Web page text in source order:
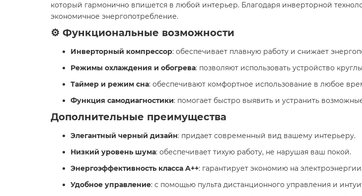
который гармонично впишется в любой интерьер. Благодаря инверторной
экономичное энергопотребление.​
⚙️ Функциональные возможности
Инверторный компрессор: обеспечивает плавную работу и снижает
Режимы охлаждения и обогрева: позволяют использовать устройство
Таймер и режим сна: обеспечивают комфортное использование в любое
Функция самодиагностики: помогает быстро выявить и устранить
Дополнительные преимущества
Элегантный черный дизайн: придает современный вид вашему интерьеру.
Низкий уровень шума: обеспечивает тихую работу, не нарушая ваш покой.
Энергоэффективность класса A++: гарантирует экономию на электроэнергии.
Удобное управление: с помощью пульта дистанционного управления и